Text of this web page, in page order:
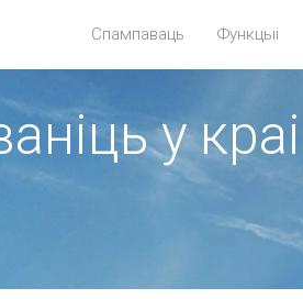
Спампаваць Функцыі
у